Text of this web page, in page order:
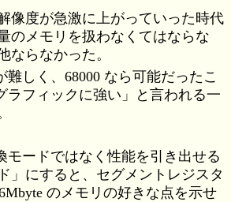
像度が急激に上がっていった時代
のメモリを扱わなくてはならな
ならなかった。
難しく、68000 なら可能だったこ
ラフィックに強い」と言われる一
モードではなく性能を引き出せる
」にすると、セグメントレジスタ
のメモリの好きな点を示せ